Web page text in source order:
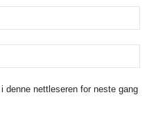
denne nettleseren for neste gang